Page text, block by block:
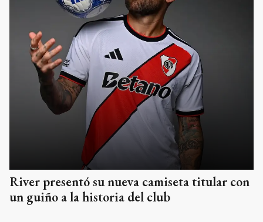
River presentó su nueva camiseta titular con
un guiño a la historia del club